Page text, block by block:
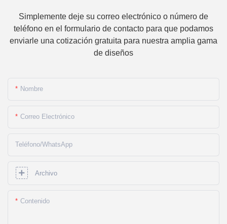
Simplemente deje su correo electrónico o número de
teléfono en el formulario de contacto para que podamos
enviarle una cotización gratuita para nuestra amplia gama
de diseños
Nombre
Correo Electrónico
Teléfono/WhatsApp
Archivo
Contenido